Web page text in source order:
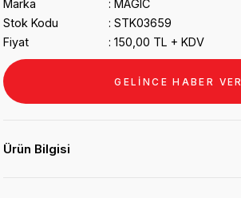
Marka
MAGIC
Stok Kodu
STK03659
Fiyat
150,00 TL + KDV
GELİNCE HABER VER
Ürün Bilgisi